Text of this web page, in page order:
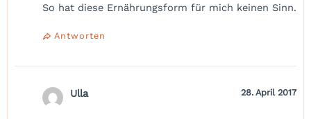
So hat diese Ernährungsform für mich keinen Sinn.
Antworten
Ulla 28. April 2017